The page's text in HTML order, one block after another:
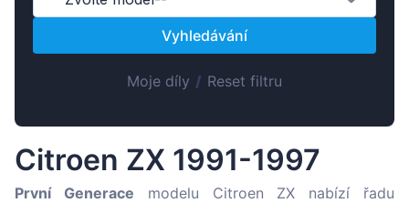
Lietuvių
Slovenian
Latvian
Slovenčina
Vyhledávání
Moje díly / Reset filtru
Citroen ZX 1991-1997
První Generace modelu Citroen ZX nabízí řadu